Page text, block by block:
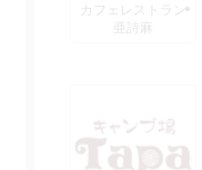
カフェレストラン
亜詩麻